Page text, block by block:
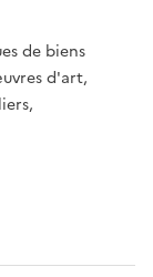
de biens
d'art,